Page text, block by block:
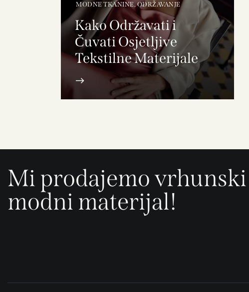
MODNE TKANINE,ODRŽAVANJE
Kako Održavati i
Čuvati Osjetljive
Tekstilne Materijale
Mi prodajemo vrhunski
modni materijal!